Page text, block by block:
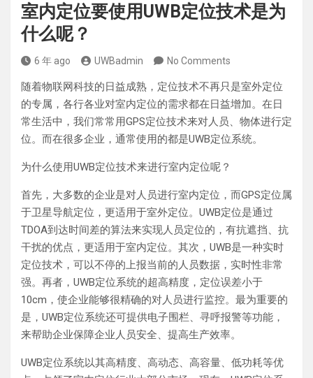
室内定位要使用UWB定位技术是为
什么呢？
6 年 ago UWBadmin No Comments
随着物联网科技的日益成熟，定位技术不再只是室外定位
的专属，各行各业对室内定位的需求都在日益增加。在日
常生活中，我们常常用GPS定位技术来对人员、物体进行定
位。而在很多企业，通常使用的都是UWB定位系统。
为什么使用UWB定位技术来进行室内定位呢？
首先，大多数的企业是对人员进行室内定位，而GPS定位属
于卫星导航定位，更适用于室外定位。UWB定位是通过
TDOA到达时间差的算法来实现人员定位的，有抗遮挡、抗
干扰的优点，更适用于室内定位。其次，UWB是一种实时
定位技术，可以不停的上报当前的人员数据，实时性非常
强。再者，UWB定位系统的超高精度，定位误差小于
10cm，使企业能够很精确的对人员进行监控。最为重要的
是，UWB定位系统还可提供电子围栏、寻呼报警等功能，
来帮助企业保障企业人员安全、提高生产效率。
UWB定位系统以其高精度、高动态、高容量、低功耗等优